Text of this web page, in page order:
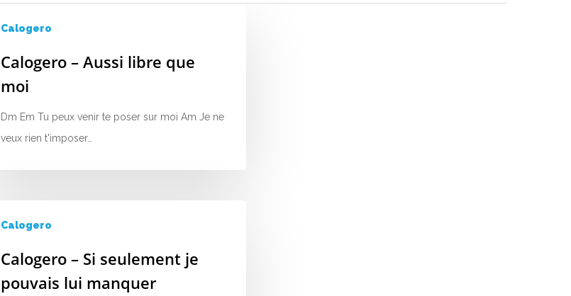
Calogero
Calogero – Aussi libre que
moi
Dm Em Tu peux venir te poser sur moi Am Je ne
veux rien t'imposer…
Calogero
Calogero – Si seulement je
pouvais lui manquer